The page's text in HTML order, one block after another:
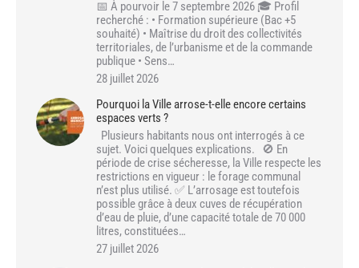
📅 À pourvoir le 7 septembre 2026 🎓 Profil
recherché : • Formation supérieure (Bac +5
souhaité) • Maîtrise du droit des collectivités
territoriales, de l’urbanisme et de la commande
publique • Sens…
28 juillet 2026
Pourquoi la Ville arrose-t-elle encore certains
espaces verts ?
Plusieurs habitants nous ont interrogés à ce
sujet. Voici quelques explications. 🚫 En
période de crise sécheresse, la Ville respecte les
restrictions en vigueur : le forage communal
n’est plus utilisé. ✅ L’arrosage est toutefois
possible grâce à deux cuves de récupération
d’eau de pluie, d’une capacité totale de 70 000
litres, constituées…
27 juillet 2026